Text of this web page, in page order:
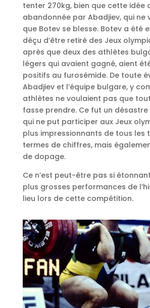
tenter 270kg, bien que cette idée
abandonnée par Abadjiev, qui ne
que Botev se blesse. Botev a été
déçu d’être retiré des Jeux
après que deux des athlètes
légers qui avaient gagné, aient
positifs au furosémide. De toute
Abadjiev et l’équipe bulgare, y
athlètes ne voulaient pas que
fasse prendre. Ce fut un désastre
qui ne put participer aux Jeux
plus impressionnants de tous les
termes de chiffres, mais
de dopage.
Ce n’est peut-être pas si
plus grosses performances de
lieu lors de cette compétition.